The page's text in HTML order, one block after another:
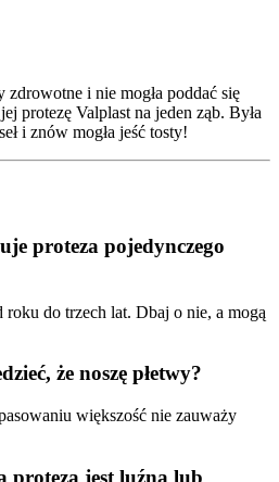
zdrowotne i nie mogła poddać się
protezę Valplast na jeden ząb. Była
i znów mogła jeść tosty!
proteza pojedynczego
do trzech lat. Dbaj o nie, a mogą
że noszę płetwy?
większość nie zauważy
proteza jest luźna lub